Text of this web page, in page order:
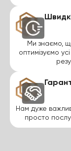
Ми знаємо,
оптимізуємо
Нам дуже
просто